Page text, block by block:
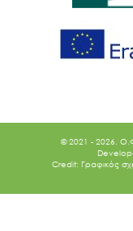
© 2021 - 2026.
Credit: Γραφικός